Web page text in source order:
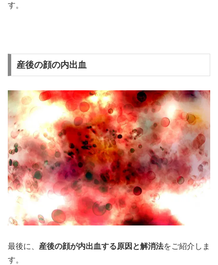
す。
産後の顔の内出血
最後に、 産後の顔が内出血する原因と解消法をご紹介しま
す。